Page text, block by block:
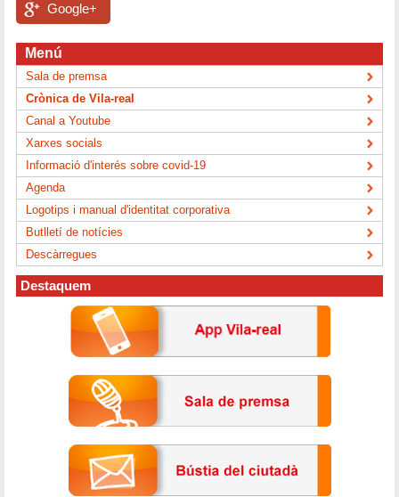
Google+
Menú
Sala de premsa
Crònica de Vila-real
Canal a Youtube
Xarxes socials
Informació d'interés sobre covid-19
Agenda
Logotips i manual d'identitat corporativa
Butlletí de notícies
Descàrregues
Destaquem